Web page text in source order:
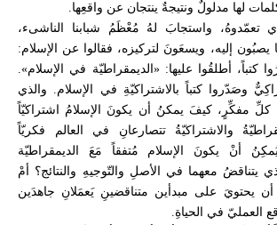
لها مدلولٌ ونتيجةٌ ينتجان عن واقعِها.
تعمّدوهُ، واستجابَ لهُ مُعْظَمُ شبابنا الناشىء،
إليه، ويسعَونَ لتركيزه، فقالوا عن الإسلام:
كتباً، أطلقُوا عليها: «الديمقراطيّة في الإسلام».
وصَدّروا كتباً بالاشتراكيّةِ في الإسلام. والذي
مفكِّرٍ، كيفَ يمكنُ أن يكونَ الإسلامُ اشتراكيّاً
والاشتراكيّةُ تتصارعانِ في العالم فكريّاً
أنْ يكونَ الإسلام مُتفقاً مَعَ الديمقراطيّة
يتناقضُ معهما في الأصلِ والتّوجيهِ والنتائج؟ أمْ
أن يحتويَ على مبدأين متناقضينِ يَعمَلانِ جاهدَين
العمليّ في الحياةِ.